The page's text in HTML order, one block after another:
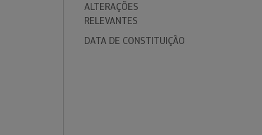
ALTERAÇÕES
RELEVANTES
DATA DE CONSTITUIÇÃO